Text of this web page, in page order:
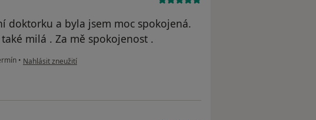
doktorku a byla jsem moc spokojená.
milá . Za mě spokojenost .
• podle názoru uživatele K.H.
Nahlásit zneužití